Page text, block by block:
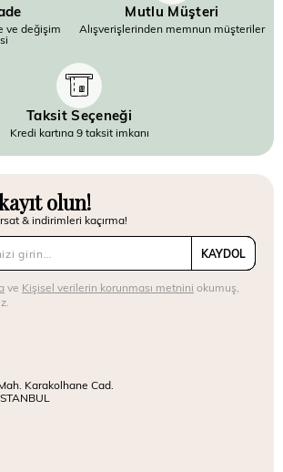
ve değişim
Mutlu Müşteri
Alışverişlerinden memnun müşteriler
Taksit Seçeneği
Kredi kartına 9 taksit imkanı
olun!
& indirimleri kaçırma!
KAYDOL
ve Kişisel verilerin korunması metnini okumuş,
Karakolhane Cad.